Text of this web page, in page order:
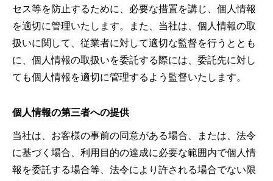
セス等を防止するために、必要な措置を講じ、個人情報
を適切に管理いたします。また、当社は、個人情報の取
扱いに関して、従業者に対して適切な監督を行うととも
に、個人情報の取扱いを委託する際には、委託先に対し
ても個人情報を適切に管理するよう監督いたします。
個人情報の第三者への提供
当社は、お客様の事前の同意がある場合、または、法令
に基づく場合、利用目的の達成に必要な範囲内で個人情
報を委託する場合等、法令により許される場合でない限